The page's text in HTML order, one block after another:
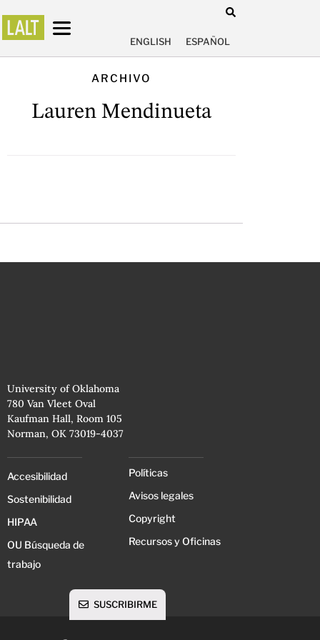
ENGLISH ESPAÑOL
ARCHIVO
Lauren Mendinueta
University of Oklahoma
780 Van Vleet Oval
Kaufman Hall, Room 105
Norman, OK 73019-4037
Accesibilidad
Sostenibilidad
HIPAA
OU Búsqueda de
trabajo
Políticas
Avisos legales
Copyright
Recursos y Oficinas
SUSCRIBIRME